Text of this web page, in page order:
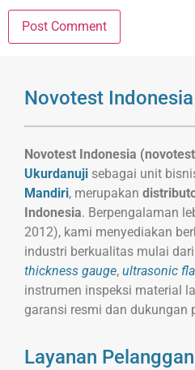
Novotest Indonesia
Novotest Indonesia
Ukurdanuji sebagai unit
Mandiri, merupakan
Indonesia. Berpengalaman
2012), kami menyediakan
industri berkualitas mulai dari
thickness gauge, ultrasonic
instrumen inspeksi material
garansi resmi dan dukungan
Layanan Pelanggan